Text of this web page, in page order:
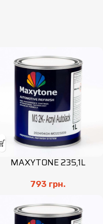
MAXYTONE 235,1L
793 грн.